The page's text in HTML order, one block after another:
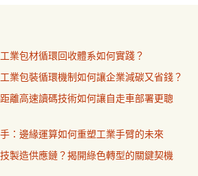
業包材循環回收體系如何實踐？
業包裝循環機制如何讓企業減碳又省錢？
離高速讀碼技術如何讓自走車部署更聰
：邊緣運算如何重塑工業手臂的未來
製造供應鏈？揭開綠色轉型的關鍵契機